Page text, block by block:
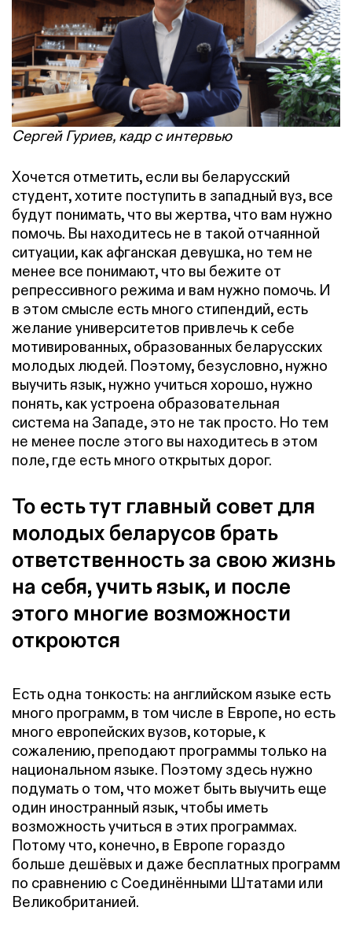
Сергей Гуриев, кадр с интервью
Хочется отметить, если вы беларусский
студент, хотите поступить в западный вуз, все
будут понимать, что вы жертва, что вам нужно
помочь. Вы находитесь не в такой отчаянной
ситуации, как афганская девушка, но тем не
менее все понимают, что вы бежите от
репрессивного режима и вам нужно помочь. И
в этом смысле есть много стипендий, есть
желание университетов привлечь к себе
мотивированных, образованных беларусских
молодых людей. Поэтому, безусловно, нужно
выучить язык, нужно учиться хорошо, нужно
понять, как устроена образовательная
система на Западе, это не так просто. Но тем
не менее после этого вы находитесь в этом
поле, где есть много открытых дорог.
То есть тут главный совет для
молодых беларусов брать
ответственность за свою жизнь
на себя, учить язык, и после
этого многие возможности
откроются
Есть одна тонкость: на английском языке есть
много программ, в том числе в Европе, но есть
много европейских вузов, которые, к
сожалению, преподают программы только на
национальном языке. Поэтому здесь нужно
подумать о том, что может быть выучить еще
один иностранный язык, чтобы иметь
возможность учиться в этих программах.
Потому что, конечно, в Европе гораздо
больше дешёвых и даже бесплатных программ
по сравнению с Соединёнными Штатами или
Великобританией.